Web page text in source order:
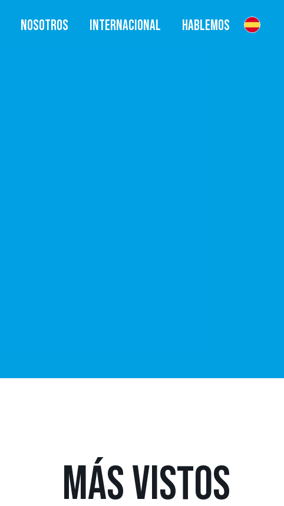
NOSOTROS INTERNACIONAL HABLEMOS
MÁS VISTOS